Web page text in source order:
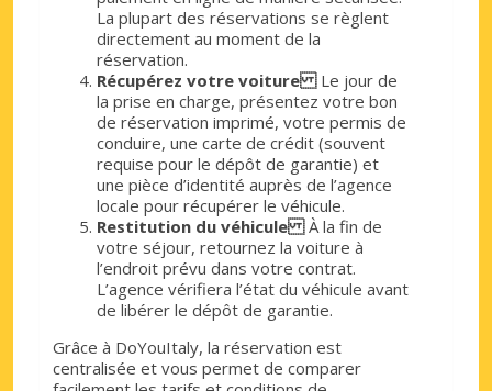
La plupart des réservations se règlent
directement au moment de la
réservation.
Récupérez votre voitureLe jour de
la prise en charge, présentez votre bon
de réservation imprimé, votre permis de
conduire, une carte de crédit (souvent
requise pour le dépôt de garantie) et
une pièce d’identité auprès de l’agence
locale pour récupérer le véhicule.
Restitution du véhiculeÀ la fin de
votre séjour, retournez la voiture à
l’endroit prévu dans votre contrat.
L’agence vérifiera l’état du véhicule avant
de libérer le dépôt de garantie.
Grâce à DoYouItaly, la réservation est
centralisée et vous permet de comparer